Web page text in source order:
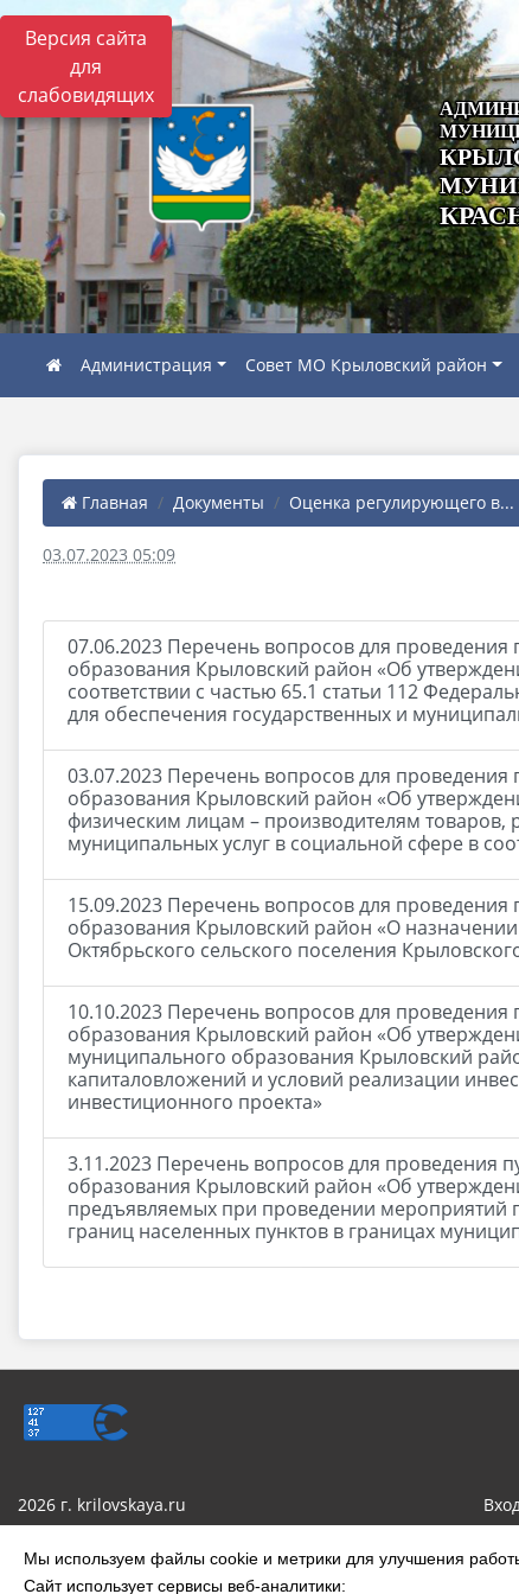
Мы используем файлы cookie и метрики для улучшения
Сайт использует сервисы веб-аналитики:
Версия сайта
для
слабовидящих
Администрация Совет МО Крыловский район
Главная Документы Оценка регулирующего в...
03.07.2023 05:09
07.06.2023 Перечень вопросов для
образования Крыловский район «Об
соответствии с частью 65.1 статьи 112
для обеспечения государственных и
03.07.2023 Перечень вопросов для
образования Крыловский район «Об
физическим лицам – производителям товаров,
муниципальных услуг в социальной сфере в
15.09.2023 Перечень вопросов для
образования Крыловский район «О
Октябрьского сельского поселения
10.10.2023 Перечень вопросов для
образования Крыловский район «Об
муниципального образования Крыловский
капиталовложений и условий реализации
инвестиционного проекта»
3.11.2023 Перечень вопросов для проведения
образования Крыловский район «Об
предъявляемых при проведении мероприятий
границ населенных пунктов в границах
2026 г. krilovskaya.ru
Сделано на KubCMS